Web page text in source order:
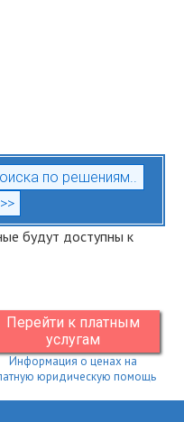
будут доступны к
Перейти к платным
услугам
Информация о ценах на
юридическую помощь